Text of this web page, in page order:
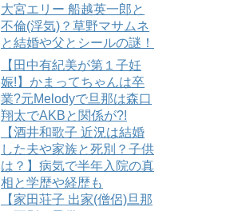
大宮エリー 船越英一郎と
不倫(浮気)？草野マサムネ
と結婚や父とシールの謎！
【田中有紀美が第１子妊
娠!】かまってちゃんは卒
業?元Melodyで旦那は森口
翔太でAKBと関係が?!
【酒井和歌子 近況は結婚
した夫や家族と死別？子供
は？】病気で半年入院の真
相と学歴や経歴も
【家田荘子 出家(僧侶)旦那